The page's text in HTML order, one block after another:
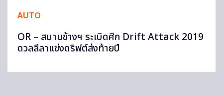
AUTO
OR – สนามช้างฯ ระเบิดศึก Drift Attack 2019
ดวลลีลาแข่งดริฟต์ส่งท้ายปี